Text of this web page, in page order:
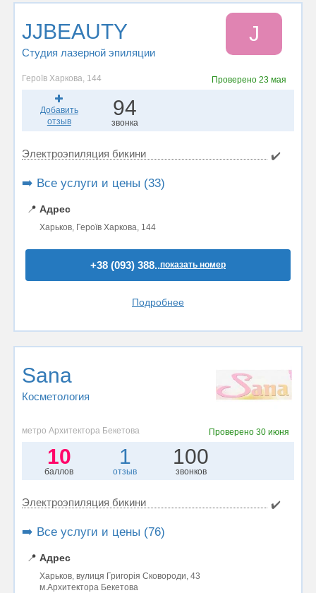
JJBEAUTY
Студия лазерной эпиляции
J
Героїв Харкова, 144 Проверено 23 мая
Добавить
отзыв
94
звонка
Электроэпиляция бикини ✔️
➡️ Все услуги и цены (33)
📍 Адрес
Харьков, Героїв Харкова, 144
+38 (093) 388..показать номер
Подробнее
Sana
Косметология
метро Архитектора Бекетова Проверено 30 июня
10
баллов
1
отзыв
100
звонков
Электроэпиляция бикини ✔️
➡️ Все услуги и цены (76)
📍 Адрес
Харьков, вулиця Григорія Сковороди, 43
м.Архитектора Бекетова